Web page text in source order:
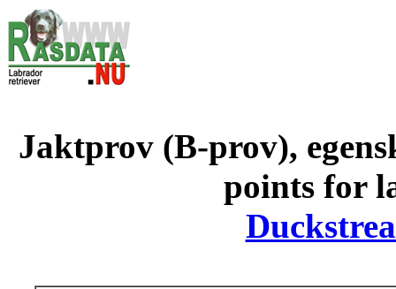
Jaktprov (B-prov),
points for